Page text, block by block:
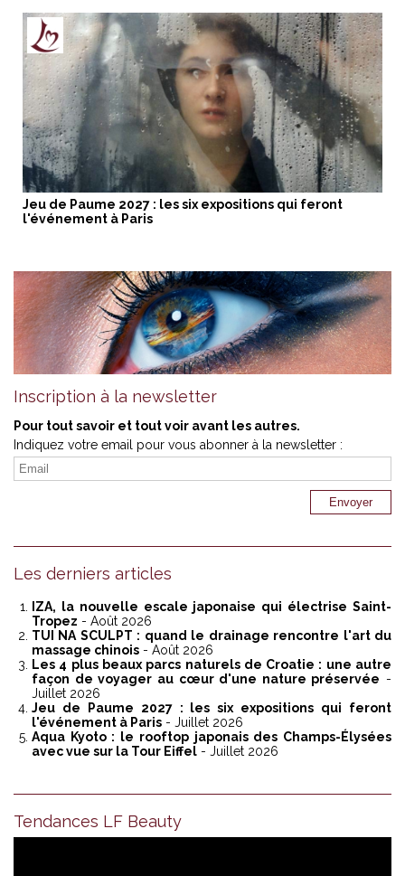
Jeu de Paume 2027 : les six expositions qui feront
l'événement à Paris
Inscription à la newsletter
Pour tout savoir et tout voir avant les autres.
Indiquez votre email pour vous abonner à la newsletter :
Les derniers articles
IZA, la nouvelle escale japonaise qui électrise Saint-
Tropez - Août 2026
TUI NA SCULPT : quand le drainage rencontre l'art du
massage chinois - Août 2026
Les 4 plus beaux parcs naturels de Croatie : une autre
façon de voyager au cœur d'une nature préservée -
Juillet 2026
Jeu de Paume 2027 : les six expositions qui feront
l'événement à Paris - Juillet 2026
Aqua Kyoto : le rooftop japonais des Champs-Élysées
avec vue sur la Tour Eiffel - Juillet 2026
Tendances LF Beauty